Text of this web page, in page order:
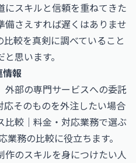
にスキルと信頼を重ねてきた
備さえすれば遅くはありませ
較を真剣に調べていること
思います。
情報
外部の専門サービスへの委託
応そのものを外注したい場合
比較｜料金・対応業務で選ぶ
業務の比較に役立ちます。
作のスキルを身につけたい人